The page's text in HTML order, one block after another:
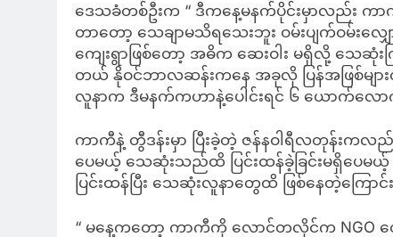
ဒေသခံတစ်ဦးက “ ဒီကနေ့မနက်ပိုင်းမှာလည်း က
တာတော့ သေချာမသိရသေးဘူး ဝမ်းပျက်ဝမ်း
ကျေးရွာဖြစ်တော့ အဓိက ဆေးဝါး မရှိလို့ သေဆုံးက
တယ် နိုဝင်ဘာလဆန်းကနေ အခုလို ပြန်အဖြစ်မျာ
လူနာက ဒီမနက်ကဟာနဲ့ပေါင်းရင် ၆ ယောက်လောက်
ကာကီနဲ့ တွီဒန်းမှာ ပြီးခဲ့တဲ့ ဇန်နဝါရီလတုန်းကလည်
ပေမယ့် သေဆုံးသည်ထိ ပြင်းထန်ခဲ့ခြင်းမရှိပေမယ့်
ပြင်းထန်ပြီး သေဆုံးလူနာတွေထိ ဖြစ်နေတဲ့ကြော
“ မနေ့ကတော့ ကာကီကို လောင်တလိုင်က NGO